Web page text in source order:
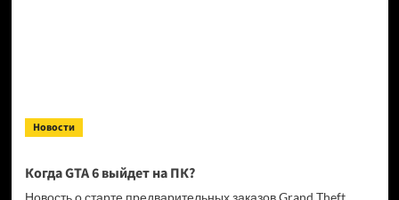
Новости
Когда GTA 6 выйдет на ПК?
Новость о старте предварительных заказов Grand Theft